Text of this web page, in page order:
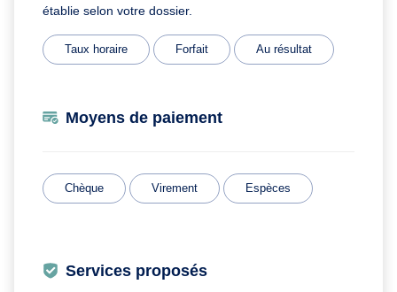
établie selon votre dossier.
Taux horaire Forfait Au résultat
Moyens de paiement
Chèque Virement Espèces
Services proposés